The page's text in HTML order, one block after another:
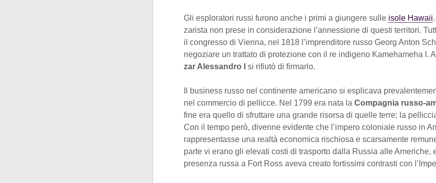
Gli esploratori russi furono anche i primi a giungere sulle isole Hawaii
zarista non prese in considerazione l’annessione di questi territori.
il congresso di Vienna, nel 1818 l’imprenditore russo Georg Anton
negoziare un trattato di protezione con il re indigeno Kamehameha I.
zar Alessandro I si rifiutò di firmarlo.
Il business russo nel continente americano si esplicava
nel commercio di pellicce. Nel 1799 era nata la Compagnia russo-
fine era quello di sfruttare una grande risorsa di quelle terre; la
Con il tempo però, divenne evidente che l’impero coloniale russo in
rappresentasse una realtà economica rischiosa e scarsamente
parte vi erano gli elevati costi di trasporto dalla Russia alle Americhe,
presenza russa a Fort Ross aveva creato fortissimi contrasti con